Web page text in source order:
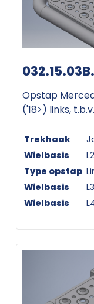
Opstap
('18>) links,
Trekhaak
Wielbasis
Type opstap
Wielbasis
Wielbasis